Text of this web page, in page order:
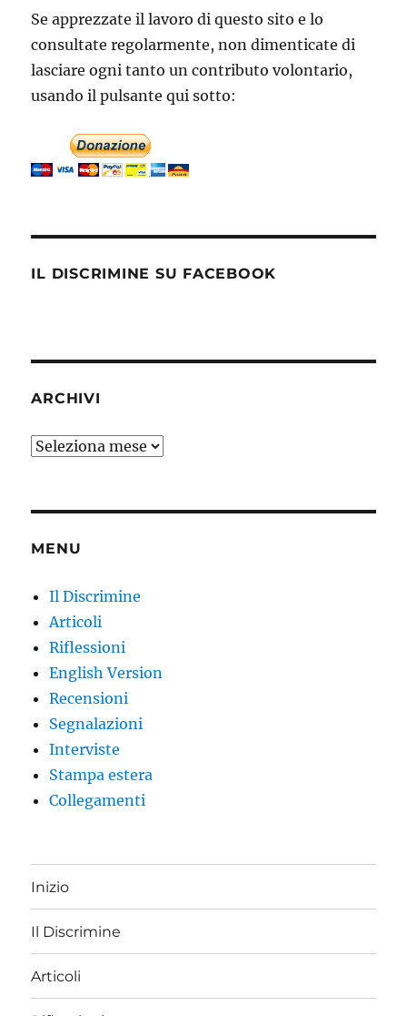
Se apprezzate il lavoro di questo sito e lo
consultate regolarmente, non dimenticate di
lasciare ogni tanto un contributo volontario,
usando il pulsante qui sotto:
IL DISCRIMINE SU FACEBOOK
ARCHIVI
Archivi
MENU
Il Discrimine
Articoli
Riflessioni
English Version
Recensioni
Segnalazioni
Interviste
Stampa estera
Collegamenti
Inizio
Il Discrimine
Articoli